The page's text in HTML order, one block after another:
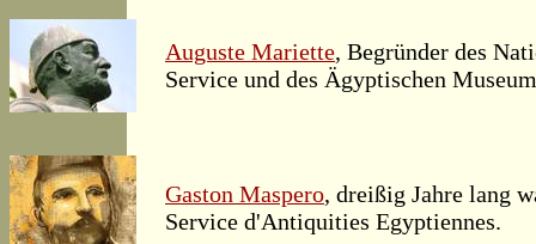
Auguste Mariette, Begründer des
Service und des Ägyptischen
Gaston Maspero, dreißig Jahre lang
Service d'Antiquities Egyptiennes.